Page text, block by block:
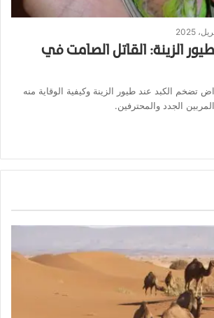
الزينة: القاتل الصامت في
الكبد عند طيور الزينة وكيفية الوقاية منه
الجدد والمحترفين.